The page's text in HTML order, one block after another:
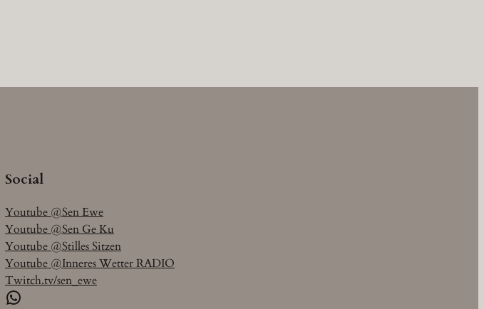
Social
Youtube @Sen Ewe
Youtube @Sen Ge Ku
Youtube @Stilles Sitzen
Youtube @Inneres Wetter RADIO
Twitch.tv/sen_ewe
WhatsApp